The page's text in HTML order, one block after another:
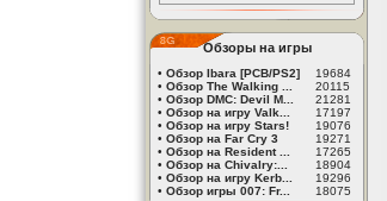
Обзоры на игры
• Обзор Ibara [PCB/PS2]
19684
• Обзор The Walking ...
20115
• Обзор DMC: Devil M...
21281
• Обзор на игру Valk...
17197
• Обзор на игру Stars!
19076
• Обзор на Far Cry 3
19271
• Обзор на Resident ...
17265
• Обзор на Chivalry:...
18904
• Обзор на игру Kerb...
19296
• Обзор игры 007: Fr... 18075